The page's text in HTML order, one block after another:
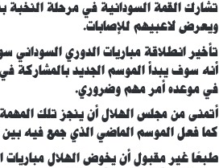
تشارك القمة السودانية في مرحلة النخبة
ويعرض لاعبيهم للإصابات.
تأخير انطلاقة مباريات الدوري
أنه سوف يبدأ الموسم الجديد بالمشاركة
في موعده أمر مهم وضروري.
أتمنى من مجلس الهلال أن ينجز تلك
كما فعل الموسم الماضي الذي جمع فيه بين
طبعًا غير مقبول أن يخوض الهلال مباريات